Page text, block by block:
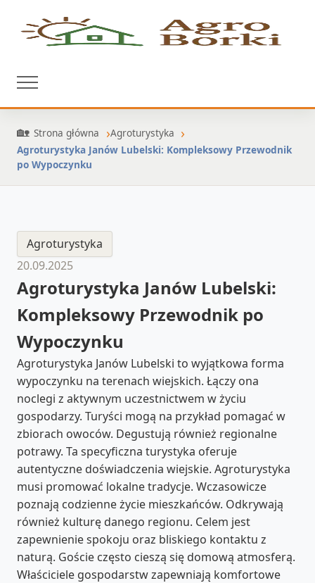
Strona główna
Agroturystyka
Agroturystyka Janów Lubelski: Kompleksowy Przewodnik
po Wypoczynku
Agroturystyka
20.09.2025
Agroturystyka Janów Lubelski:
Kompleksowy Przewodnik po
Wypoczynku
Agroturystyka Janów Lubelski to wyjątkowa forma
wypoczynku na terenach wiejskich. Łączy ona
noclegi z aktywnym uczestnictwem w życiu
gospodarzy. Turyści mogą na przykład pomagać w
zbiorach owoców. Degustują również regionalne
potrawy. Ta specyficzna turystyka oferuje
autentyczne doświadczenia wiejskie. Agroturystyka
musi promować lokalne tradycje. Wczasowicze
poznają codzienne życie mieszkańców. Odkrywają
również kulturę danego regionu. Celem jest
zapewnienie spokoju oraz bliskiego kontaktu z
naturą. Goście często cieszą się domową atmosferą.
Właściciele gospodarstw zapewniają komfortowe